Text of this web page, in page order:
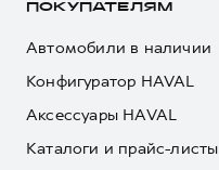
ПОКУПАТЕЛЯМ
Автомобили в наличии
Конфигуратор HAVAL
Аксессуары HAVAL
Каталоги и прайс-листы